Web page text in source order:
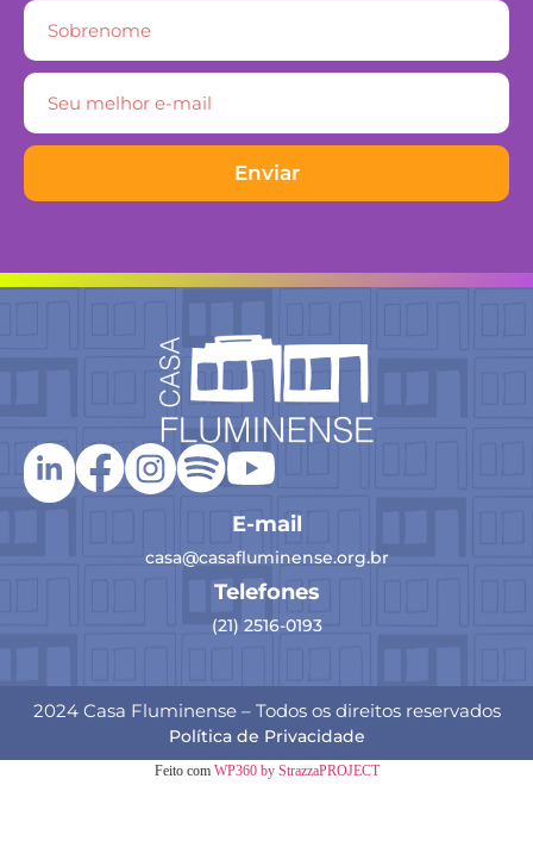
Enviar
E-mail
casa@casafluminense.org.br
Telefones
(21) 2516-0193
2024 Casa Fluminense – Todos os direitos reservados
Política de Privacidade
Feito com WP360 by StrazzaPROJECT